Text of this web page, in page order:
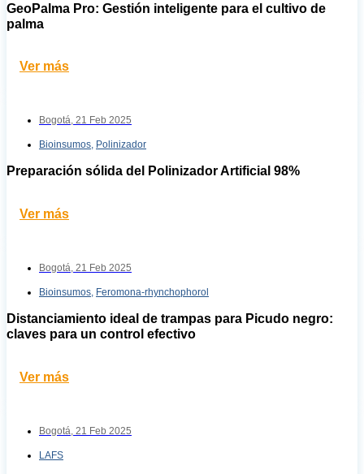
GeoPalma Pro: Gestión inteligente para el cultivo de
palma
Ver más
Bogotá, 21 Feb 2025
Bioinsumos, Polinizador
Preparación sólida del Polinizador Artificial 98%
Ver más
Bogotá, 21 Feb 2025
Bioinsumos, Feromona-rhynchophorol
Distanciamiento ideal de trampas para Picudo negro:
claves para un control efectivo
Ver más
Bogotá, 21 Feb 2025
LAFS